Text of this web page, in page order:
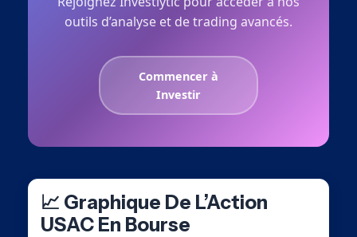
outils d’analyse et de trading avancés.
Commencer à
Investir
📈 Graphique De L’Action
USAC En Bourse